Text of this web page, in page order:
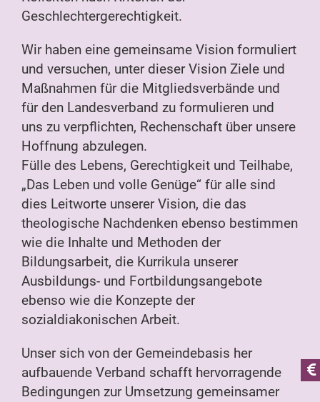
Geschlechtergerechtigkeit.
Wir haben eine gemeinsame Vision formuliert
und versuchen, unter dieser Vision Ziele und
Maßnahmen für die Mitgliedsverbände und
für den Landesverband zu formulieren und
uns zu verpflichten, Rechenschaft über unsere
Hoffnung abzulegen.
Fülle des Lebens, Gerechtigkeit und Teilhabe,
„Das Leben und volle Genüge“ für alle sind
dies Leitworte unserer Vision, die das
theologische Nachdenken ebenso bestimmen
wie die Inhalte und Methoden der
Bildungsarbeit, die Kurrikula unserer
Ausbildungs- und Fortbildungsangebote
ebenso wie die Konzepte der
sozialdiakonischen Arbeit.
Unser sich von der Gemeindebasis her
aufbauende Verband schafft hervorragende
Bedingungen zur Umsetzung gemeinsamer